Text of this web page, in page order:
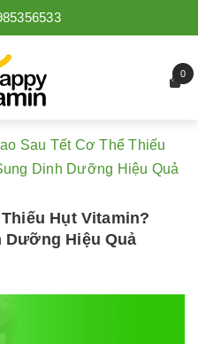
0
Sau Tết Cơ Thể Thiếu
Dinh Dưỡng Hiệu Quả
Hụt Vitamin?
Dưỡng Hiệu Quả